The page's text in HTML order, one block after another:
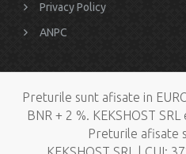
Privacy Policy
ANPC
Preturile sunt afisate in
BNR + 2 %. KEKSHOST
Preturile afisate